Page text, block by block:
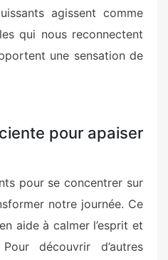
agissent comme
qui nous reconnectent
une sensation de
pour apaiser
pour se concentrer sur
notre journée. Ce
aide à calmer l’esprit et
découvrir d’autres